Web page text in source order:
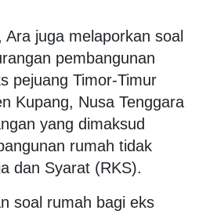
juga melaporkan soal
pembangunan
pejuang Timor-Timur
Kupang, Nusa Tenggara
yang dimaksud
rumah tidak
dan Syarat (RKS).
soal rumah bagi eks